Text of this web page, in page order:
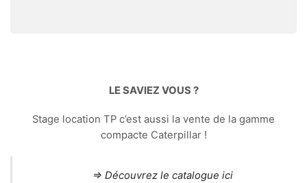
LE SAVIEZ VOUS ?
Stage location TP c’est aussi la vente de la gamme
compacte Caterpillar !
⇒ Découvrez le catalogue ici